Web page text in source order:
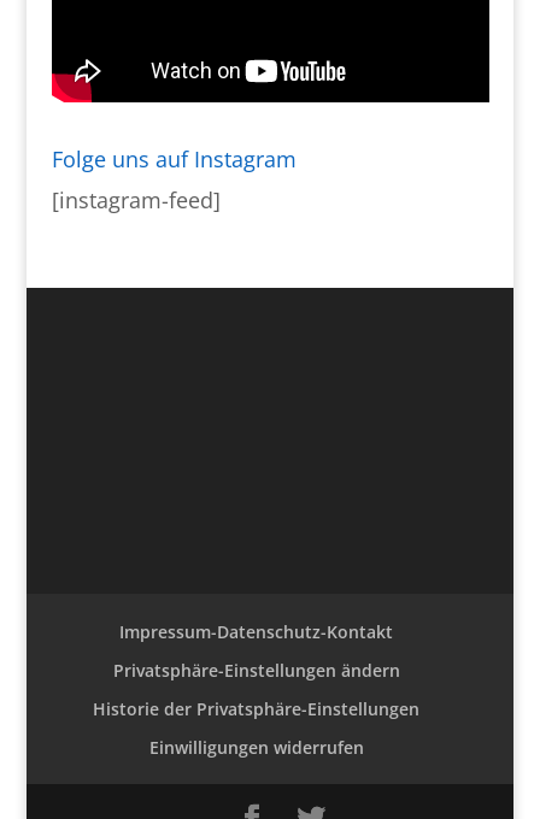
Folge uns auf Instagram
[instagram-feed]
Impressum-Datenschutz-Kontakt
Privatsphäre-Einstellungen ändern
Historie der Privatsphäre-Einstellungen
Einwilligungen widerrufen